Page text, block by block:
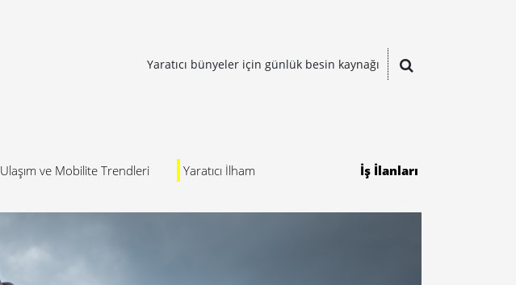
Yaratıcı bünyeler için günlük besin kaynağı
Ulaşım ve Mobilite Trendleri Yaratıcı İlham İş İlanları